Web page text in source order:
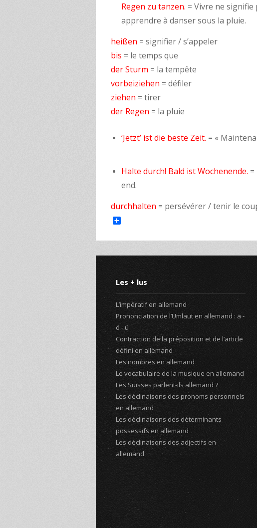
Regen zu tanzen. = Vivre ne
apprendre à danser sous la pluie.
heißen = signifier / s’appeler
bis = le temps que
der Sturm = la tempête
vorbeiziehen = défiler
ziehen = tirer
der Regen = la pluie
‘Jetzt’ ist die beste Zeit. = «
Halte durch! Bald ist Wochenende.
end.
durchhalten = persévérer / tenir le
Les + lus
L’impératif en allemand
Prononciation de l’Umlaut en allemand : ä -
ö - ü
Contraction de la préposition et de l’article
défini en allemand
Les nombres en allemand
Le vocabulaire de la musique en allemand
Les Suisses parlent-ils allemand ?
Les déclinaisons des pronoms personnels
en allemand
Les déclinaisons des déterminants
possessifs en allemand
Les déclinaisons des adjectifs en
allemand